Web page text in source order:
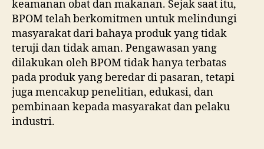
keamanan obat dan makanan. Sejak saat itu,
BPOM telah berkomitmen untuk melindungi
masyarakat dari bahaya produk yang tidak
teruji dan tidak aman. Pengawasan yang
dilakukan oleh BPOM tidak hanya terbatas
pada produk yang beredar di pasaran, tetapi
juga mencakup penelitian, edukasi, dan
pembinaan kepada masyarakat dan pelaku
industri.